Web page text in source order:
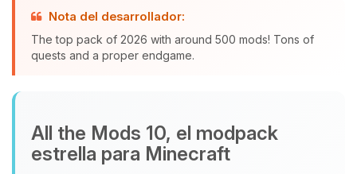
Nota del desarrollador:
The top pack of 2026 with around 500 mods! Tons of
quests and a proper endgame.
All the Mods 10, el modpack
estrella para Minecraft
hablar! Soy Choupy, tu pequeno
asistente de BoxToPlay. Cuentame